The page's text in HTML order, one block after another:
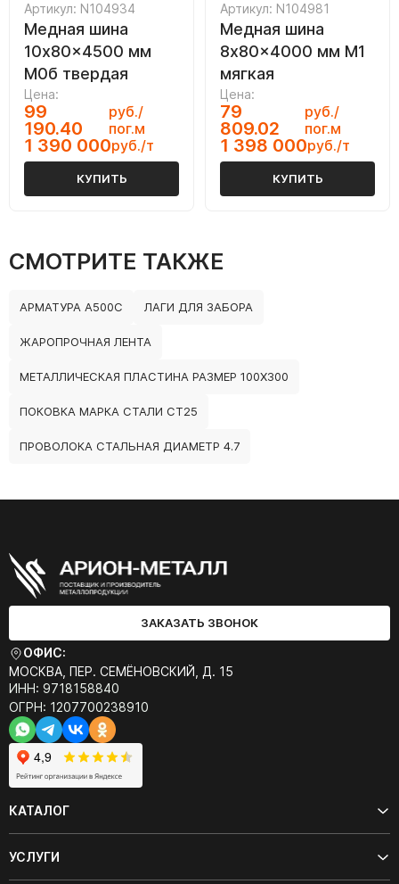
Артикул: N104934
Медная шина
10x80x4500 мм
M0б твердая
Цена:
99
190.40
руб./
пог.м
1 390 000руб./т
КУПИТЬ
Артикул: N104981
Медная шина
8x80x4000 мм М1
мягкая
Цена:
79
809.02
руб./
пог.м
1 398 000руб./т
КУПИТЬ
СМОТРИТЕ ТАКЖЕ
АРМАТУРА А500С ЛАГИ ДЛЯ ЗАБОРА
ЖАРОПРОЧНАЯ ЛЕНТА
МЕТАЛЛИЧЕСКАЯ ПЛАСТИНА РАЗМЕР 100Х300
ПОКОВКА МАРКА СТАЛИ СТ25
ПРОВОЛОКА СТАЛЬНАЯ ДИАМЕТР 4.7
ЗАКАЗАТЬ ЗВОНОК
ОФИС:
МОСКВА, ПЕР. СЕМЁНОВСКИЙ, Д. 15
ИНН: 9718158840
ОГРН: 1207700238910
КАТАЛОГ
УСЛУГИ